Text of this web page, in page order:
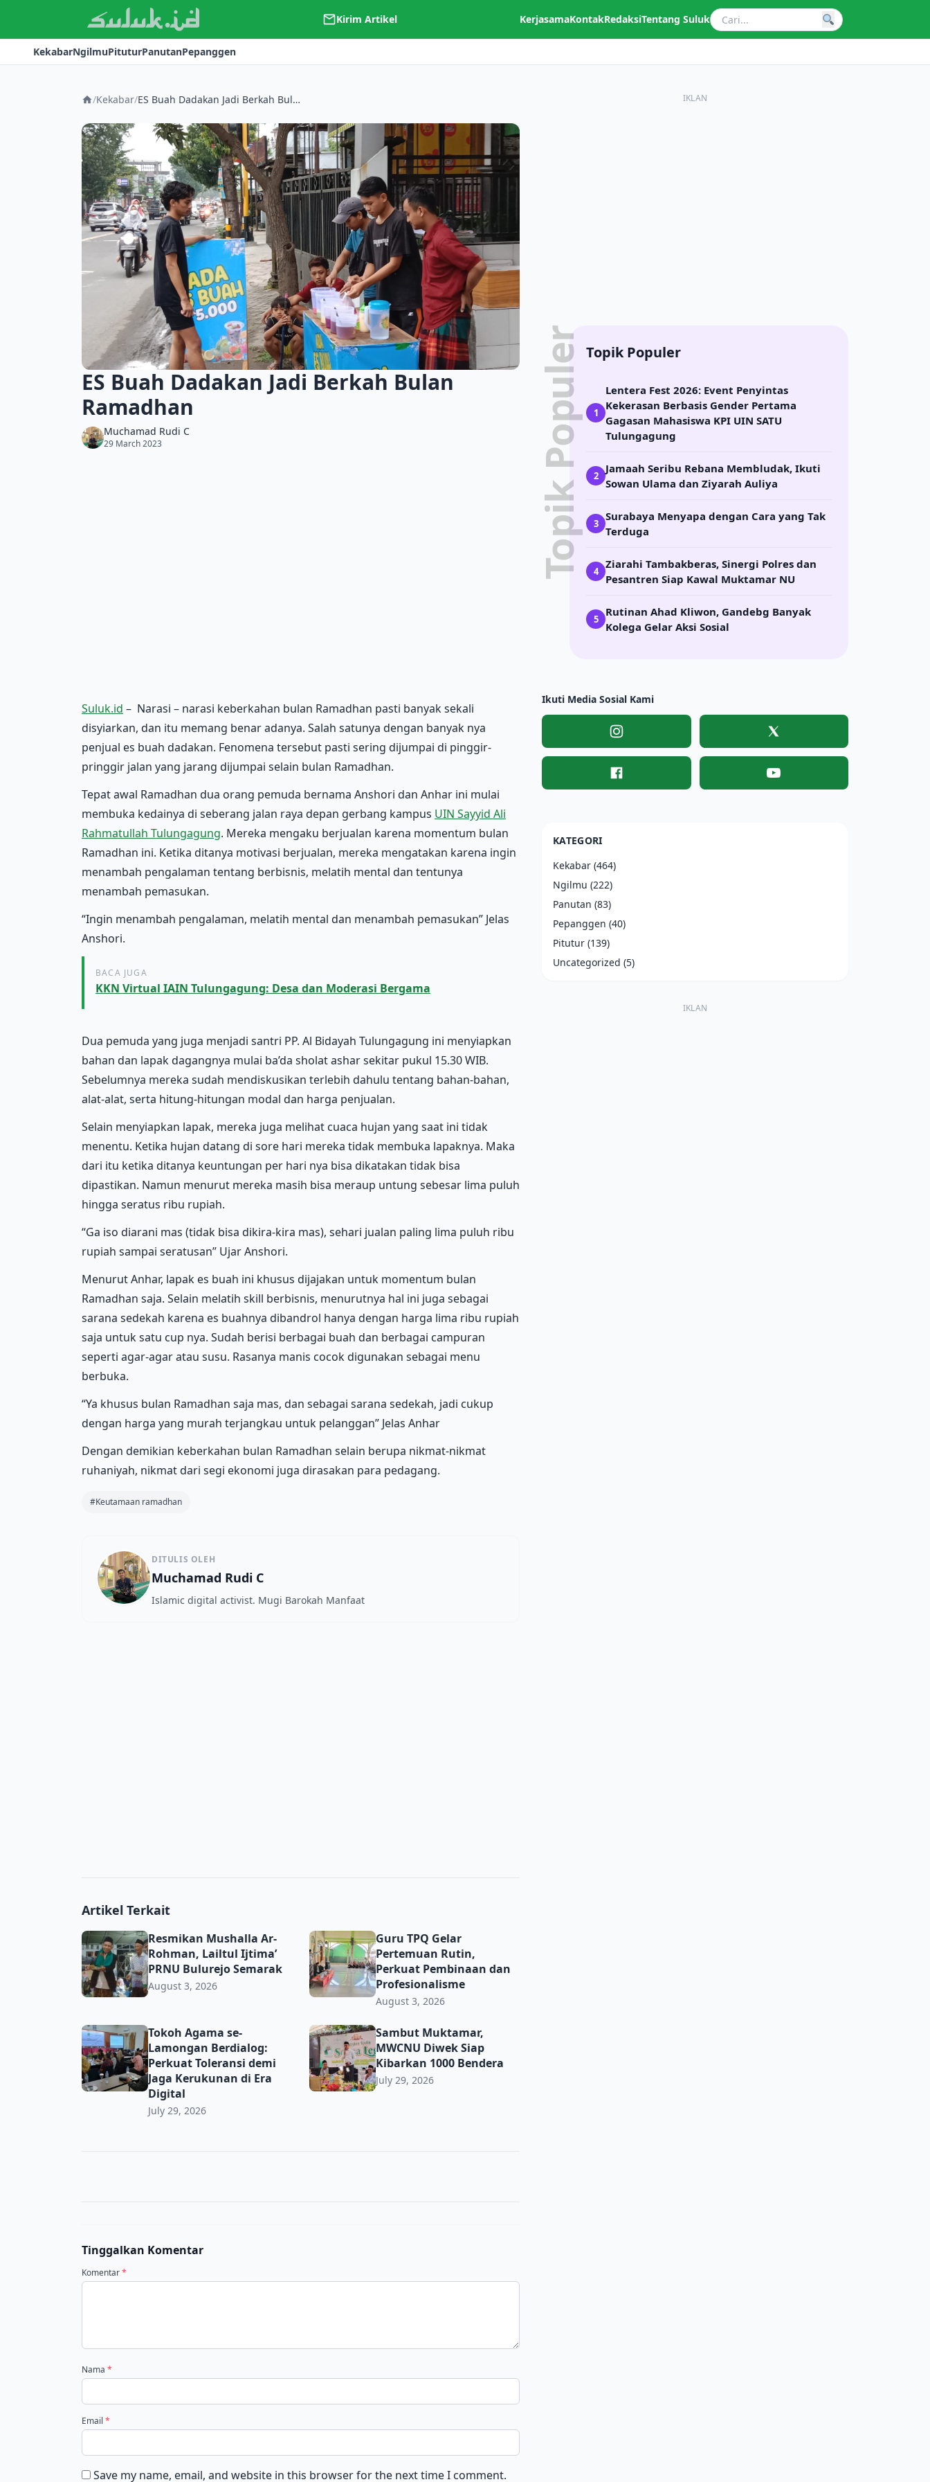
Kirim Artikel KerjasamaKontakRedaksiTentang Suluk
KekabarNgilmuPituturPanutanPepanggen
/Kekabar/ ES Buah Dadakan Jadi Berkah Bulan Ramadhan
ES Buah Dadakan Jadi Berkah Bulan
Ramadhan
Muchamad Rudi C
29 March 2023
Suluk.id – Narasi – narasi keberkahan bulan Ramadhan pasti banyak sekali
disyiarkan, dan itu memang benar adanya. Salah satunya dengan banyak nya
penjual es buah dadakan. Fenomena tersebut pasti sering dijumpai di pinggir-
pringgir jalan yang jarang dijumpai selain bulan Ramadhan.
Tepat awal Ramadhan dua orang pemuda bernama Anshori dan Anhar ini mulai
membuka kedainya di seberang jalan raya depan gerbang kampus UIN Sayyid Ali
Rahmatullah Tulungagung. Mereka mengaku berjualan karena momentum bulan
Ramadhan ini. Ketika ditanya motivasi berjualan, mereka mengatakan karena ingin
menambah pengalaman tentang berbisnis, melatih mental dan tentunya
menambah pemasukan.
“Ingin menambah pengalaman, melatih mental dan menambah pemasukan” Jelas
Anshori.
BACA JUGA
KKN Virtual IAIN Tulungagung: Desa dan Moderasi Bergama
Dua pemuda yang juga menjadi santri PP. Al Bidayah Tulungagung ini menyiapkan
bahan dan lapak dagangnya mulai ba’da sholat ashar sekitar pukul 15.30 WIB.
Sebelumnya mereka sudah mendiskusikan terlebih dahulu tentang bahan-bahan,
alat-alat, serta hitung-hitungan modal dan harga penjualan.
Selain menyiapkan lapak, mereka juga melihat cuaca hujan yang saat ini tidak
menentu. Ketika hujan datang di sore hari mereka tidak membuka lapaknya. Maka
dari itu ketika ditanya keuntungan per hari nya bisa dikatakan tidak bisa
dipastikan. Namun menurut mereka masih bisa meraup untung sebesar lima puluh
hingga seratus ribu rupiah.
“Ga iso diarani mas (tidak bisa dikira-kira mas), sehari jualan paling lima puluh ribu
rupiah sampai seratusan” Ujar Anshori.
Menurut Anhar, lapak es buah ini khusus dijajakan untuk momentum bulan
Ramadhan saja. Selain melatih skill berbisnis, menurutnya hal ini juga sebagai
sarana sedekah karena es buahnya dibandrol hanya dengan harga lima ribu rupiah
saja untuk satu cup nya. Sudah berisi berbagai buah dan berbagai campuran
seperti agar-agar atau susu. Rasanya manis cocok digunakan sebagai menu
berbuka.
“Ya khusus bulan Ramadhan saja mas, dan sebagai sarana sedekah, jadi cukup
dengan harga yang murah terjangkau untuk pelanggan” Jelas Anhar
Dengan demikian keberkahan bulan Ramadhan selain berupa nikmat-nikmat
ruhaniyah, nikmat dari segi ekonomi juga dirasakan para pedagang.
#Keutamaan ramadhan
DITULIS OLEH
Muchamad Rudi C
Islamic digital activist. Mugi Barokah Manfaat
Artikel Terkait
Resmikan Mushalla Ar-Rohman, Lailtul Ijtima’ PRNU Bulurejo Semarak
Resmikan Mushalla Ar-
Rohman, Lailtul Ijtima’
PRNU Bulurejo Semarak
August 3, 2026
Guru TPQ Gelar Pertemuan Rutin, Perkuat Pembinaan dan Profesionalisme
Guru TPQ Gelar
Pertemuan Rutin,
Perkuat Pembinaan dan
Profesionalisme
August 3, 2026
Tokoh Agama se-Lamongan Berdialog: Perkuat Toleransi demi Jaga Kerukunan di Era Digital
Tokoh Agama se-
Lamongan Berdialog:
Perkuat Toleransi demi
Jaga Kerukunan di Era
Digital
July 29, 2026
Sambut Muktamar, MWCNU Diwek Siap Kibarkan 1000 Bendera
Sambut Muktamar,
MWCNU Diwek Siap
Kibarkan 1000 Bendera
July 29, 2026
Tinggalkan Komentar
Komentar*
Nama *
Email *
Save my name, email, and website in this browser for the next time I comment.
IKLAN
Topik PopulerTopik Populer
1
Lentera Fest 2026: Event Penyintas
Kekerasan Berbasis Gender Pertama
Gagasan Mahasiswa KPI UIN SATU
Tulungagung
2
Jamaah Seribu Rebana Membludak, Ikuti
Sowan Ulama dan Ziyarah Auliya
3
Surabaya Menyapa dengan Cara yang Tak
Terduga
4
Ziarahi Tambakberas, Sinergi Polres dan
Pesantren Siap Kawal Muktamar NU
5
Rutinan Ahad Kliwon, Gandebg Banyak
Kolega Gelar Aksi Sosial
Ikuti Media Sosial Kami
Instagram X
Facebook YouTube
KATEGORI
Kekabar (464)
Ngilmu (222)
Panutan (83)
Pepanggen (40)
Pitutur (139)
Uncategorized (5)
IKLAN